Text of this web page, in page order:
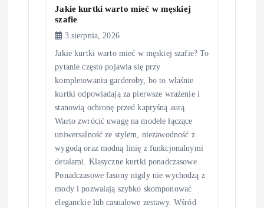
Jakie kurtki warto mieć w męskiej
szafie
3 sierpnia, 2026
Jakie kurtki warto mieć w męskiej szafie? To
pytanie często pojawia się przy
kompletowaniu garderoby, bo to właśnie
kurtki odpowiadają za pierwsze wrażenie i
stanowią ochronę przed kapryśną aurą.
Warto zwrócić uwagę na modele łączące
uniwersalność ze stylem, niezawodność z
wygodą oraz modną linię z funkcjonalnymi
detalami. Klasyczne kurtki ponadczasowe
Ponadczasowe fasony nigdy nie wychodzą z
mody i pozwalają szybko skomponować
eleganckie lub casualowe zestawy. Wśród